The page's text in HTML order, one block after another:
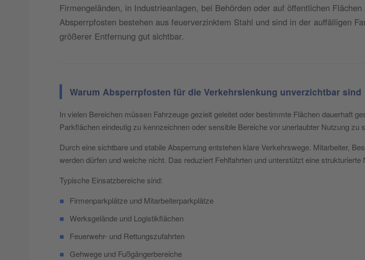
Firmengeländen, in Industrieanlagen, bei Behörden oder auf öffentlichen
Absperrpfosten bestehen aus feuerverzinktem Stahl und sind in der auffälligen
größerer Entfernung gut sichtbar.
Warum Absperrpfosten für die Verkehrslenkung unverzichtbar sind
In vielen Bereichen müssen Fahrzeuge gezielt geleitet oder bestimmte Flächen dauerhaft
Parkflächen eindeutig zu kennzeichnen oder sensible Bereiche vor unerlaubter Nutzung zu
Durch eine sichtbare und stabile Absperrung entstehen klare Verkehrswege. Mitarbeiter,
werden dürfen und welche nicht. Das reduziert Fehlfahrten und unterstützt eine strukturierte
Typische Einsatzbereiche sind:
■
Firmenparkplätze und Mitarbeiterparkplätze
■ Werksgelände und Logistikflächen
■
Feuerwehr- und Rettungszufahrten
■
Gehwege und Fußgängerbereiche